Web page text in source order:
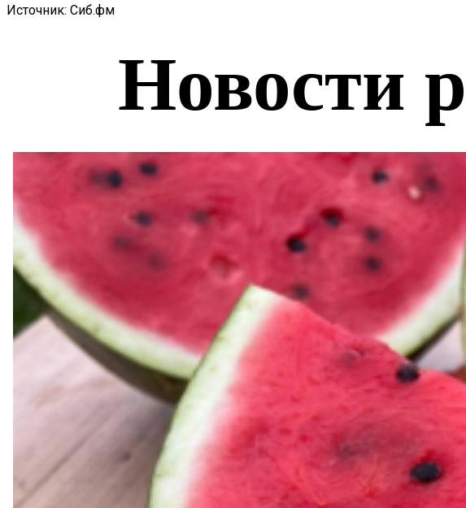
Источник: Сиб.фм